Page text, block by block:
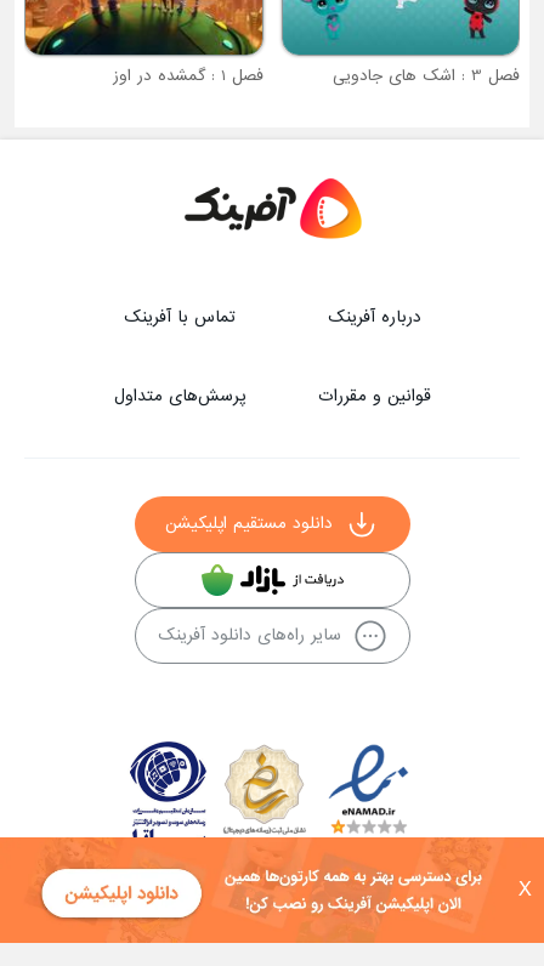
X
فصل 1 : گمشده در اوز
درباره آفرینک تماس با آفرینک
قوانین و مقررات پرسش‌های متداول
دانلود مستقیم اپلیکیشن
سایر راه‌های دانلود آفرینک
کلیه حقوق این سایت به شرکت توسعه فناوی هفت آسمان توکان تعلق دارد و